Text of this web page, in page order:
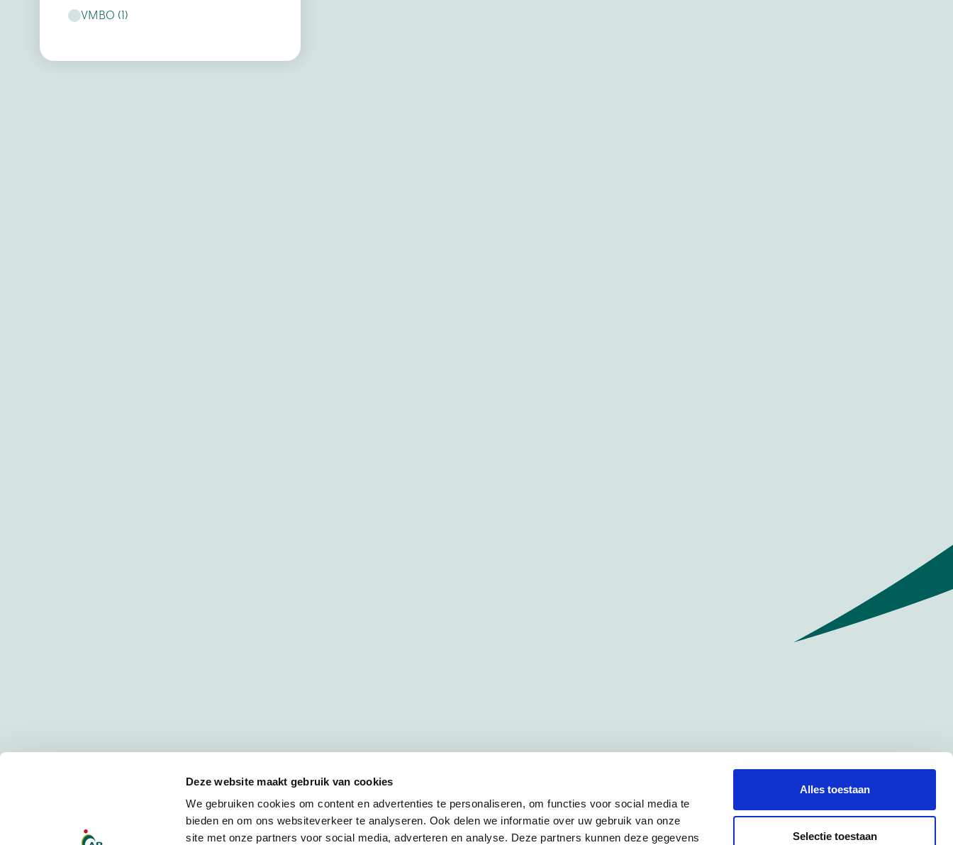
Deze website maakt gebruik van cookies
We gebruiken cookies om content en advertenties te personaliseren, om functies voor social media te
bieden en om ons websiteverkeer te analyseren. Ook delen we informatie over uw gebruik van onze
site met onze partners voor social media, adverteren en analyse. Deze partners kunnen deze gegevens
Alles toestaan
Selectie toestaan
VMBO (1)